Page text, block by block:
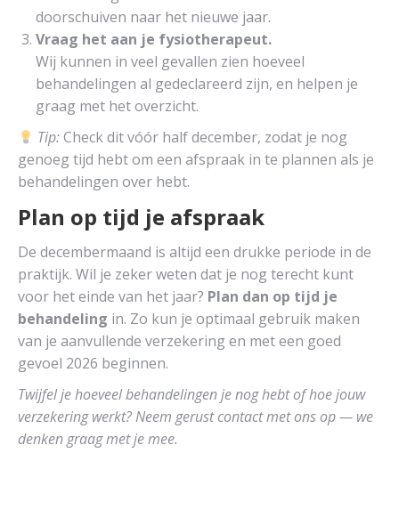
doorschuiven naar het nieuwe jaar.
Vraag het aan je fysiotherapeut.
Wij kunnen in veel gevallen zien hoeveel
behandelingen al gedeclareerd zijn, en helpen je
graag met het overzicht.
Tip:Check dit vóór half december, zodat je nog
genoeg tijd hebt om een afspraak in te plannen als je
behandelingen over hebt.
Plan op tijd je afspraak
De decembermaand is altijd een drukke periode in de
praktijk. Wil je zeker weten dat je nog terecht kunt
voor het einde van het jaar? Plan dan op tijd je
behandeling in. Zo kun je optimaal gebruik maken
van je aanvullende verzekering en met een goed
gevoel 2026 beginnen.
Twijfel je hoeveel behandelingen je nog hebt of hoe jouw
verzekering werkt? Neem gerust contact met ons op — we
denken graag met je mee.